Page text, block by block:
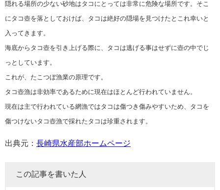
隠れる場所の少ない砂地はタコにとっては非常に危険な場所です。そこ
にタコ壺を落としておけば、タコは絶好の隠場を見つけたとこれ幸いと
入ってきます。
海底からタコ壺を引き上げる際に、タコは逃げる事はせずに壺の中でじ
っとしています。
これが、たこつぼ漁業の原理です。
タコ壺漁は非効率であるために現在はほとんど行われていません。
現在は主で行われている網漁ではタコは傷つき傷みやすいため、タコを
傷つけないタコ壺漁で採れたタコは珍重されます。
出典元： 長崎県水産部ホームページ
この記事を書いた人